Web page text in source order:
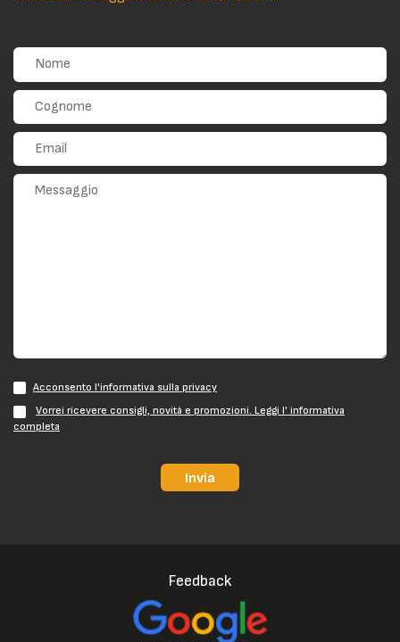
Acconsento l'informativa sulla privacy
Vorrei ricevere consigli, novità e promozioni. Leggi l' informativa
completa
Invia
Feedback